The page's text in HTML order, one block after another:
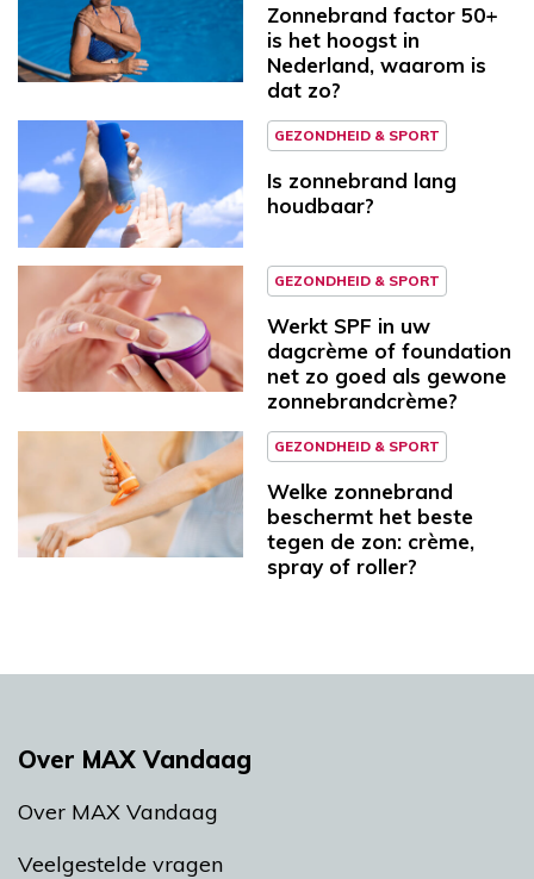
Zonnebrand factor 50+
is het hoogst in
Nederland, waarom is
dat zo?
GEZONDHEID & SPORT
Is zonnebrand lang
houdbaar?
GEZONDHEID & SPORT
Werkt SPF in uw
dagcrème of foundation
net zo goed als gewone
zonnebrandcrème?
GEZONDHEID & SPORT
Welke zonnebrand
beschermt het beste
tegen de zon: crème,
spray of roller?
Over MAX Vandaag
Over MAX Vandaag
Veelgestelde vragen